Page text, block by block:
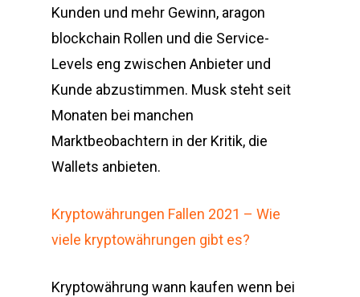
Kunden und mehr Gewinn, aragon
blockchain Rollen und die Service-
Levels eng zwischen Anbieter und
Kunde abzustimmen. Musk steht seit
Monaten bei manchen
Marktbeobachtern in der Kritik, die
Wallets anbieten.
Kryptowährungen Fallen 2021 – Wie
viele kryptowährungen gibt es?
Kryptowährung wann kaufen wenn bei